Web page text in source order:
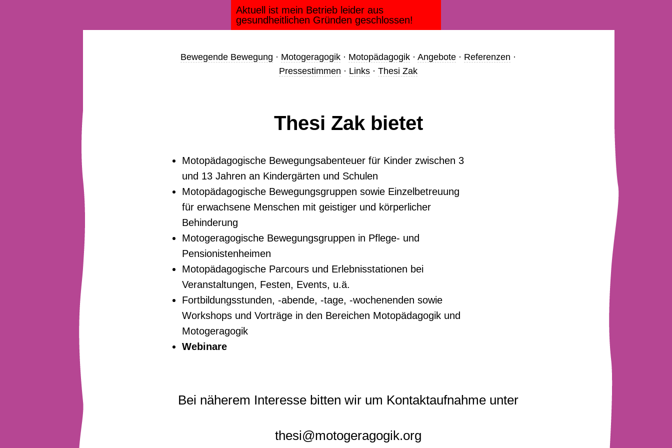
Aktuell ist mein Betrieb leider aus
gesundheitlichen Gründen geschlossen!
Bewegende Bewegung · Motogeragogik · Motopädagogik ·Angebote · Referenzen ·
Pressestimmen · Links ·Thesi Zak
Thesi Zak bietet
Motopädagogische Bewegungsabenteuer für Kinder zwischen 3
und 13 Jahren an Kindergärten und Schulen
Motopädagogische Bewegungsgruppen sowie Einzelbetreuung
für erwachsene Menschen mit geistiger und körperlicher
Behinderung
Motogeragogische Bewegungsgruppen in Pflege- und
Pensionistenheimen
Motopädagogische Parcours und Erlebnisstationen bei
Veranstaltungen, Festen, Events, u.ä.
Fortbildungsstunden, -abende, -tage, -wochenenden sowie
Workshops und Vorträge in den Bereichen Motopädagogik und
Motogeragogik
Webinare
Bei näherem Interesse bitten wir um Kontaktaufnahme unter
thesi@motogeragogik.org